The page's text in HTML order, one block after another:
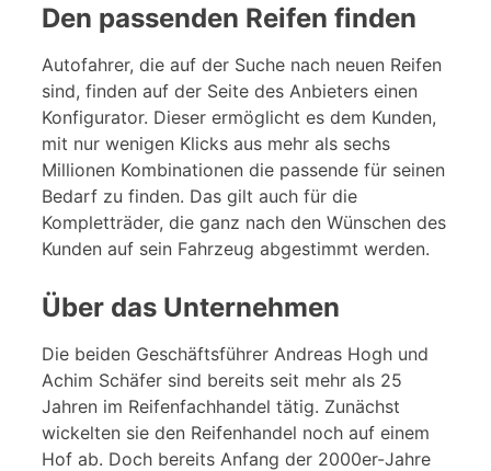
Den passenden Reifen finden
Autofahrer, die auf der Suche nach neuen Reifen
sind, finden auf der Seite des Anbieters einen
Konfigurator. Dieser ermöglicht es dem Kunden,
mit nur wenigen Klicks aus mehr als sechs
Millionen Kombinationen die passende für seinen
Bedarf zu finden. Das gilt auch für die
Kompletträder, die ganz nach den Wünschen des
Kunden auf sein Fahrzeug abgestimmt werden.
Über das Unternehmen
Die beiden Geschäftsführer Andreas Hogh und
Achim Schäfer sind bereits seit mehr als 25
Jahren im Reifenfachhandel tätig. Zunächst
wickelten sie den Reifenhandel noch auf einem
Hof ab. Doch bereits Anfang der 2000er-Jahre